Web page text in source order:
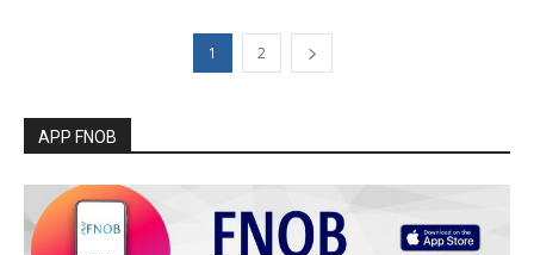
1 2
APP FNOB